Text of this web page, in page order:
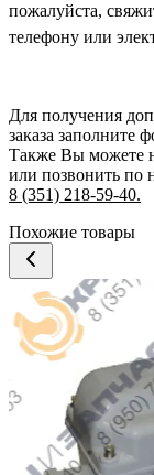
пожалуйста,
телефону или
Для получения
заказа заполните
Также Вы можете
или позвонить по
8 (351) 218-59-40.
Похожие товары